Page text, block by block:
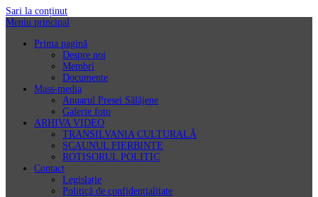
Sari la conținut
Meniu principal
Prima pagină
Despre noi
Membri
Documente
Mass-media
Anuarul Presei Sălăjene
Galerie foto
ARHIVA VIDEO
TRANSILVANIA CULTURALĂ
SCAUNUL FIERBINTE
ROTISORUL POLITIC
Contact
Legislație
Politică de confidențialitate